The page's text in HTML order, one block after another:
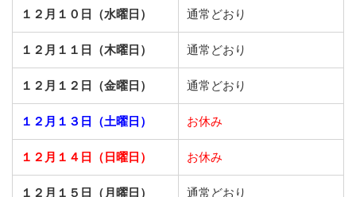
１２月１０日（水曜日） 通常どおり
１２月１１日（木曜日） 通常どおり
１２月１２日（金曜日） 通常どおり
１２月１３日（土曜日） お休み
１２月１４日（日曜日） お休み
１２月１５日（月曜日） 通常どおり